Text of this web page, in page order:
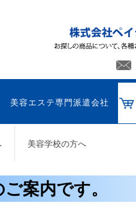
美容エステ専門派遣会社
美容学校の方へ
案内です。